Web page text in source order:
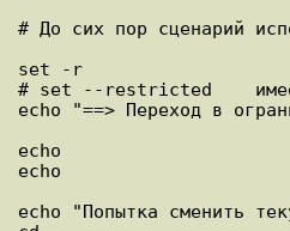
# До сих пор сценарий
set -r
# set --restricted
echo "==> Переход в
echo
echo
echo "Попытка сменить